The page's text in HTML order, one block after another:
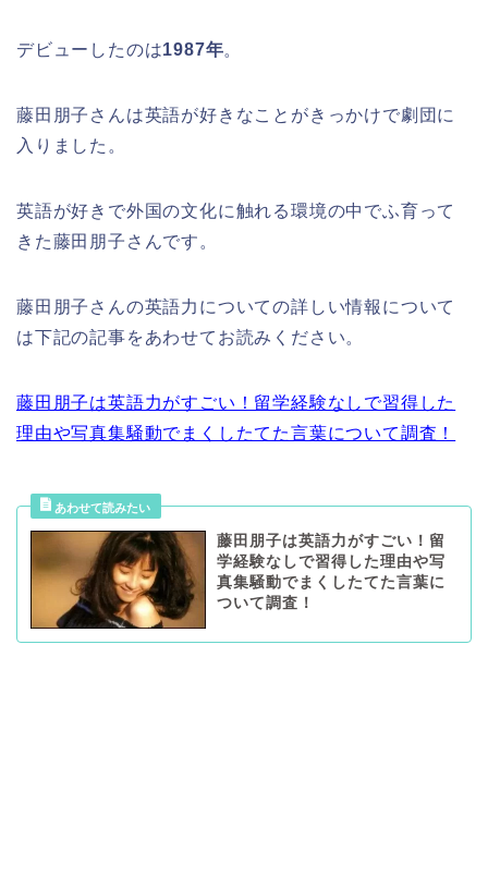
デビューしたのは1987年。
藤田朋子さんは英語が好きなことがきっかけで劇団に
入りました。
英語が好きで外国の文化に触れる環境の中でふ育って
きた藤田朋子さんです。
藤田朋子さんの英語力についての詳しい情報について
は下記の記事をあわせてお読みください。
藤田朋子は英語力がすごい！留学経験なしで習得した
理由や写真集騒動でまくしたてた言葉について調査！
藤田朋子は英語力がすごい！留
学経験なしで習得した理由や写
真集騒動でまくしたてた言葉に
ついて調査！